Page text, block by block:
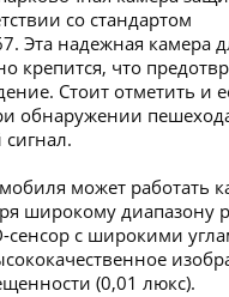
со стандартом
Эта надежная камера
крепится, что
Стоит отметить и
обнаружении
сигнал.
может работать
широкому диапазону
сенсор с широкими
(0,01 люкс).